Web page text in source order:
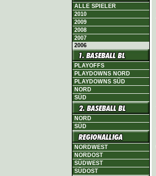
ALLE SPIELER
2010
2009
2008
2007
2006
PLAYOFFS
PLAYDOWNS NORD
PLAYDOWNS SÜD
NORD
SÜD
NORD
SÜD
NORDWEST
NORDOST
SÜDWEST
SÜDOST